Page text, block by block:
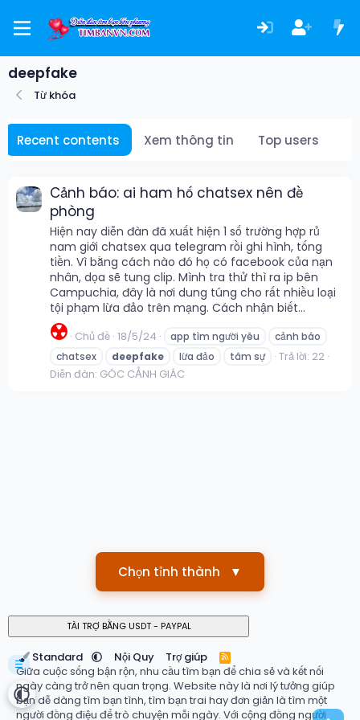
deepfake
Từ khóa
Recent contents Xem thông tin Top users
Cảnh báo: ai ham hố chatsex nên đề
phòng
Hiện nay diễn đàn đã xuất hiện 1 số trường hợp rủ
nam giới chatsex qua telegram rồi ghi hình, tống
tiền. Vì bằng cách nào đó họ có facebook của nạn
nhân, dọa sẽ tung clip. Mình tra thử thì ra ip bên
Campuchia, đây là nơi dung túng cho rất nhiều loại
tội phạm lừa đảo trên mạng. Cách nhận biết...
☢️ Chủ đề 18/5/24 app tìm người yêu
cảnh báo
chatsex
deepfake lừa đảo tâm sự
Trả lời: 22
Diễn đàn: GÓC CẢNH GIÁC
Chọn tỉnh thành ▼
Standard Nội Quy Trợ giúp
R
S
S
Giữa cuộc sống bận rộn, nhu cầu tìm bạn để chia sẻ và kết nối
ngày càng trở nên quan trọng. Website này là nơi lý tưởng giúp
bạn dễ dàng tìm bạn tình, tìm bạn trai hay đơn giản là tìm một
người đồng điệu để trò chuyện mỗi ngày. Với cộng đồng người
☰